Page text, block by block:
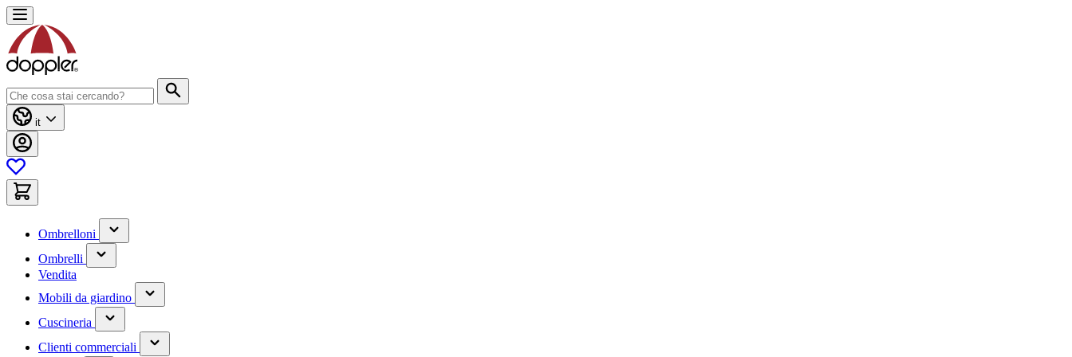
Salta
al
contenuto
it
Ombrelloni
(contiene
un
sottomenu)
Ombrelli
(contiene
un
Vendita
Mobili da giardino
(contiene
un
Cuscineria
(contiene
un
sottomenu)
Clienti commerciali
(has
submenu)